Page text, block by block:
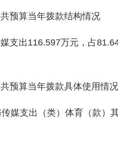
算当年拨款结构情况
出116.597万元，占
算当年拨款具体使用情况
支出（类）体育（款）其